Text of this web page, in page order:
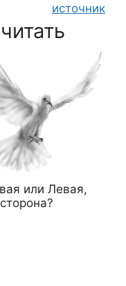
источник
или Левая,